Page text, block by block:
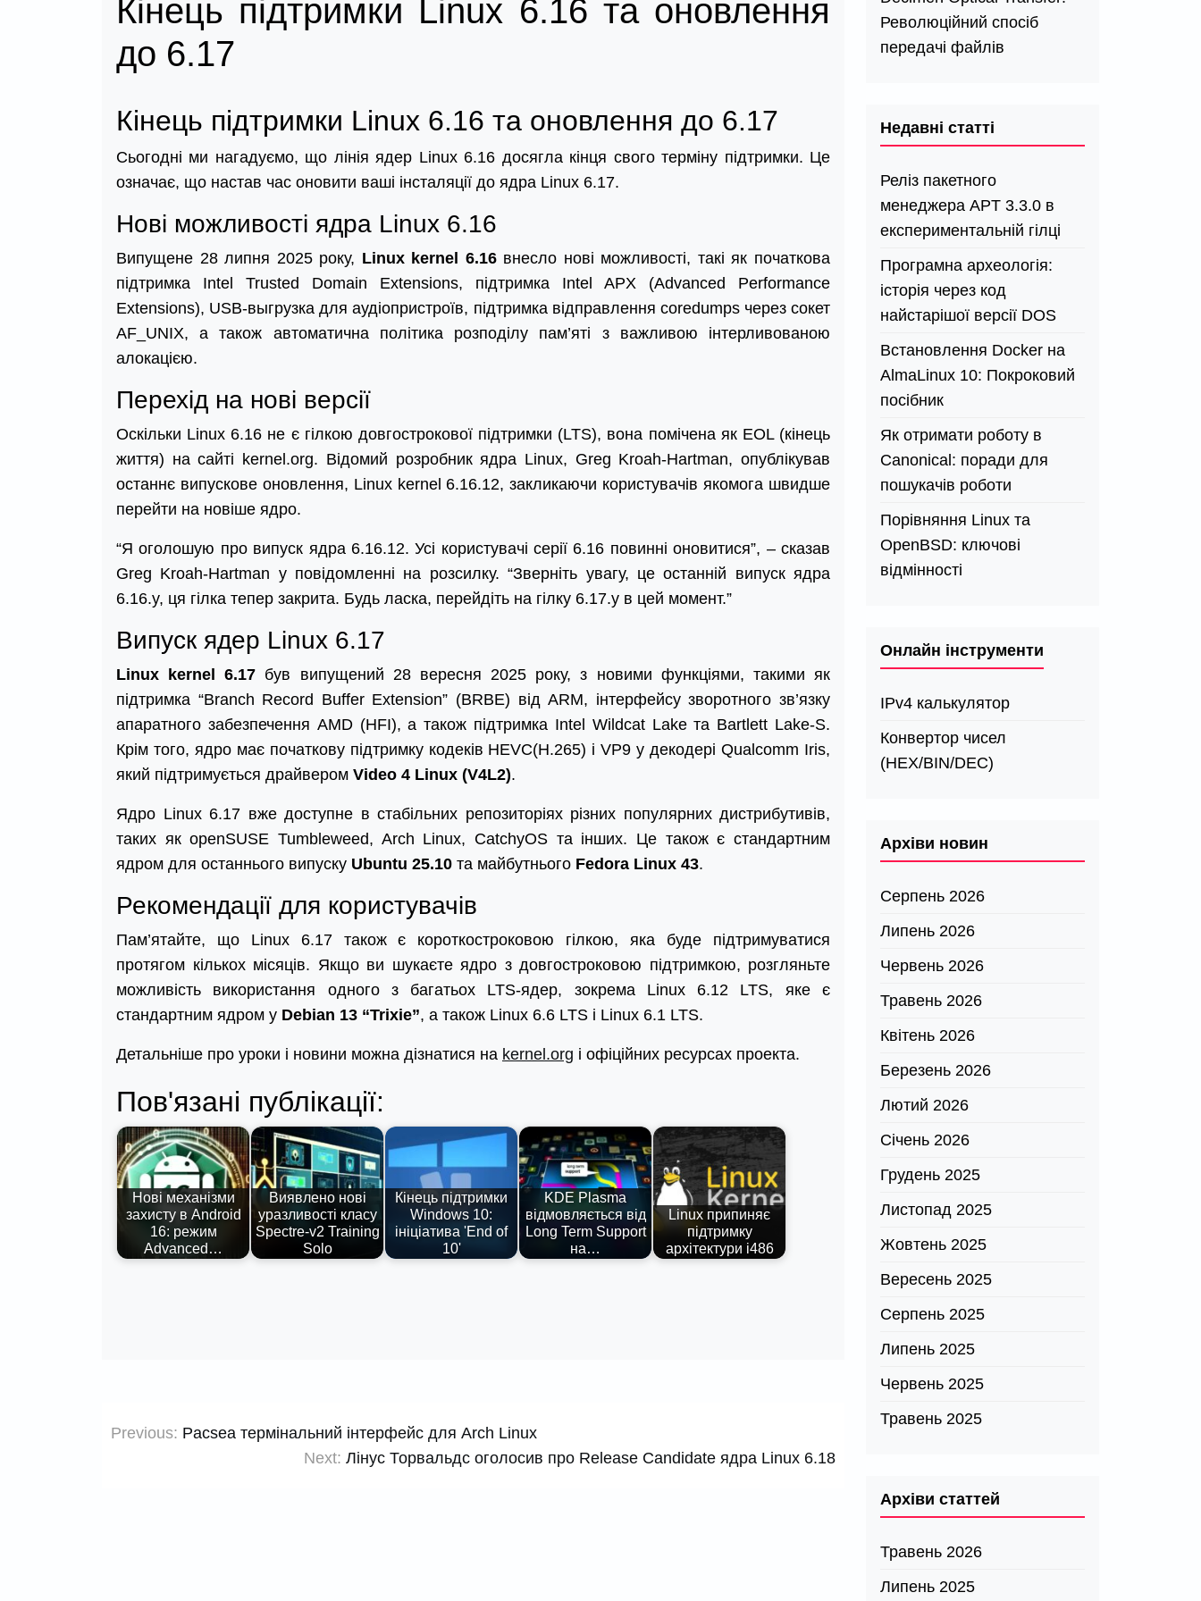
Кінець підтримки Linux 6.16 та оновлення
до 6.17
Кінець підтримки Linux 6.16 та оновлення до 6.17
Сьогодні ми нагадуємо, що лінія ядер Linux 6.16 досягла кінця свого терміну підтримки. Це
означає, що настав час оновити ваші інсталяції до ядра Linux 6.17.
Нові можливості ядра Linux 6.16
Випущене 28 липня 2025 року, Linux kernel 6.16внесло нові можливості, такі як початкова
підтримка Intel Trusted Domain Extensions, підтримка Intel APX (Advanced Performance
Extensions), USB-выгрузка для аудіопристроїв, підтримка відправлення coredumps через сокет
AF_UNIX, а також автоматична політика розподілу пам’яті з важливою інтерливованою
алокацією.
Перехід на нові версії
Оскільки Linux 6.16 не є гілкою довгострокової підтримки (LTS), вона помічена як EOL (кінець
життя) на сайті kernel.org. Відомий розробник ядра Linux, Greg Kroah-Hartman, опублікував
останнє випускове оновлення, Linux kernel 6.16.12, закликаючи користувачів якомога швидше
перейти на новіше ядро.
“Я оголошую про випуск ядра 6.16.12. Усі користувачі серії 6.16 повинні оновитися”, – сказав
Greg Kroah-Hartman у повідомленні на розсилку. “Зверніть увагу, це останній випуск ядра
6.16.y, ця гілка тепер закрита. Будь ласка, перейдіть на гілку 6.17.y в цей момент.”
Випуск ядер Linux 6.17
Linux kernel 6.17 був випущений 28 вересня 2025 року, з новими функціями, такими як
підтримка “Branch Record Buffer Extension” (BRBE) від ARM, інтерфейсу зворотного зв’язку
апаратного забезпечення AMD (HFI), а також підтримка Intel Wildcat Lake та Bartlett Lake-S.
Крім того, ядро має початкову підтримку кодеків HEVC(H.265) і VP9 у декодері Qualcomm Iris,
який підтримується драйвером Video 4 Linux (V4L2).
Ядро Linux 6.17 вже доступне в стабільних репозиторіях різних популярних дистрибутивів,
таких як openSUSE Tumbleweed, Arch Linux, CatchyOS та інших. Це також є стандартним
ядром для останнього випуску Ubuntu 25.10 та майбутнього Fedora Linux 43.
Рекомендації для користувачів
Пам’ятайте, що Linux 6.17 також є короткостроковою гілкою, яка буде підтримуватися
протягом кількох місяців. Якщо ви шукаєте ядро з довгостроковою підтримкою, розгляньте
можливість використання одного з багатьох LTS-ядер, зокрема Linux 6.12 LTS, яке є
стандартним ядром у Debian 13 “Trixie”, а також Linux 6.6 LTS і Linux 6.1 LTS.
Детальніше про уроки і новини можна дізнатися на kernel.org і офіційних ресурсах проекта.
Пов'язані публікації:
Нові механізми
захисту в Android
16: режим
Advanced…
Виявлено нові
уразливості класу
Spectre-v2 Training
Solo
Кінець підтримки
Windows 10:
ініціатива 'End of
10'
KDE Plasma
відмовляється від
Long Term Support
на…
Linux припиняє
підтримку
архітектури i486
Навігація
Previous: Pacsea термінальний інтерфейс для Arch Linux
Next: Лінус Торвальдс оголосив про Release Candidate ядра Linux 6.18
Революційний спосіб
передачі файлів
Недавні статті
Реліз пакетного
менеджера APT 3.3.0 в
експериментальній гілці
Програмна археологія:
історія через код
найстарішої версії DOS
Встановлення Docker на
AlmaLinux 10: Покроковий
посібник
Як отримати роботу в
Canonical: поради для
пошукачів роботи
Порівняння Linux та
OpenBSD: ключові
відмінності
Онлайн інструменти
IPv4 калькулятор
Конвертор чисел
(HEX/BIN/DEC)
Архіви новин
Серпень 2026
Липень 2026
Червень 2026
Травень 2026
Квітень 2026
Березень 2026
Лютий 2026
Січень 2026
Грудень 2025
Листопад 2025
Жовтень 2025
Вересень 2025
Серпень 2025
Липень 2025
Червень 2025
Травень 2025
Архіви статтей
Травень 2026
Липень 2025